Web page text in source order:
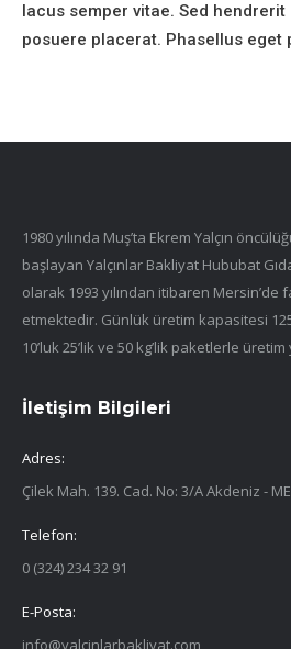
lacus semper vitae. Sed hendrerit
posuere placerat. Phasellus eget
1980 yılında Muş’ta Ekrem Yalçın
başlayan Yalçınlar Bakliyat Hububat
olarak 1993 yılından itibaren
etmektedir. Günlük üretim kapasitesi 125
10’luk 25’lik ve 50 kg’lik paketlerle
İletişim Bilgileri
Adres:
Çilek Mah. 139. Cad. No: 3/A Akdeniz -
Telefon:
0 (324) 234 32 91
E-Posta:
info@yalcinlarbakliyat.com